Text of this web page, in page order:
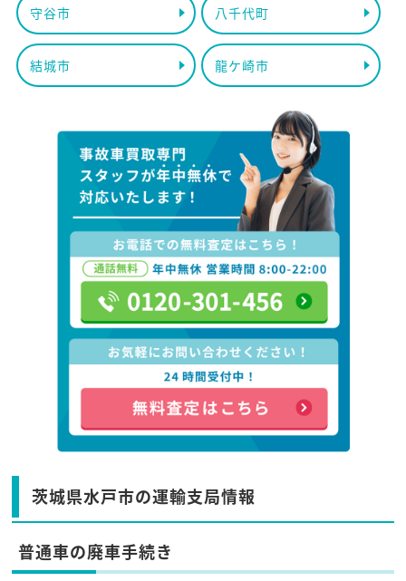
守谷市 八千代町
結城市 龍ケ崎市
茨城県水戸市の運輸支局情報
普通車の廃車手続き